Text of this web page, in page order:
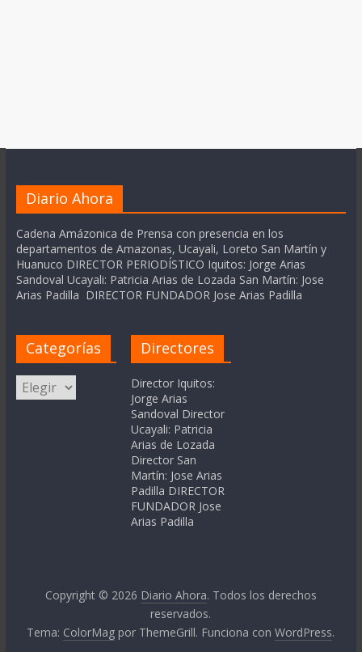
Diario Ahora
Cadena Amázonica de Prensa con presencia en los
departamentos de Amazonas, Ucayali, Loreto San Martín y
Huanuco DIRECTOR PERIODÍSTICO Iquitos: Jorge Arias
Sandoval Ucayali: Patricia Arias de Lozada San Martín: Jose
Arias Padilla DIRECTOR FUNDADOR Jose Arias Padilla
Categorías
Categorías
Directores
Director Iquitos:
Jorge Arias
Sandoval Director
Ucayali: Patricia
Arias de Lozada
Director San
Martín: Jose Arias
Padilla DIRECTOR
FUNDADOR Jose
Arias Padilla
Copyright © 2026 Diario Ahora. Todos los derechos
reservados.
Tema: ColorMag por ThemeGrill. Funciona conWordPress.